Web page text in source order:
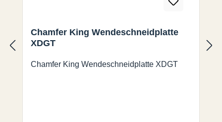
Chamfer King Wendeschneidplatte
XDGT
Chamfer King Wendeschneidplatte XDGT